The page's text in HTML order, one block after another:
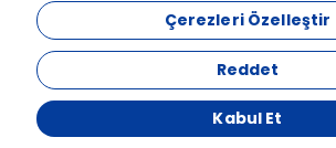
© 2026 Gezimatix. Tüm hakları
Acente
Çerezleri Özelleştir
Reddet
Kabul Et